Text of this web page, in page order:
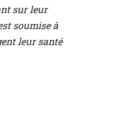
sur leur
soumise à
leur santé